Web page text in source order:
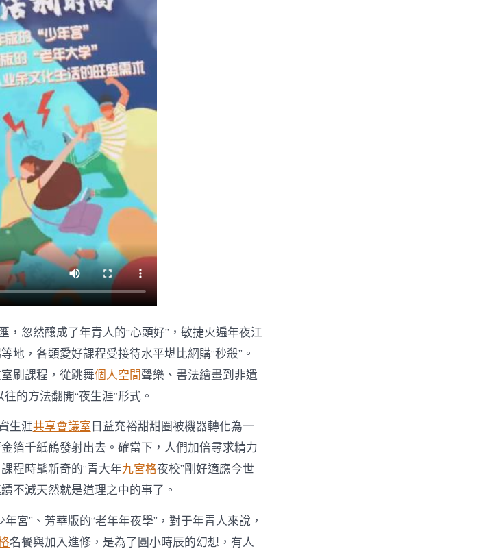
間
亮
年
青
人
的
夜
生
涯〉
中
，忽然釀成了年青人的“心頭好”，敏捷火遍年夜江
地，各類愛好課程受接待水平堪比網購“秒殺”。
刷課程，從跳舞個人空間聲樂、書法繪畫到非遺
的方法翻開“夜生涯”形式。
生涯共享會議室日益充裕甜甜圈被機器轉化為一
箔千紙鶴發射出去。確當下，人們加倍尋求精力
程時髦新奇的“青大年九宮格夜校”剛好適應今世
不減天然就是道理之中的事了。
宮”、芳華版的“老年年夜學”，對于年青人來說，
名餐與加入進修，是為了圓小時辰的幻想，有人